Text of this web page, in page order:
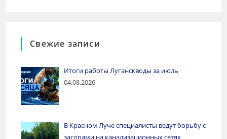
Свежие записи
Итоги работы Луганскводы за июль
04.08.2026
В Красном Луче специалисты ведут борьбу с